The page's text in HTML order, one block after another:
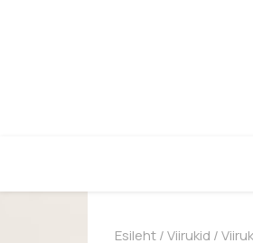
Esileht/Viirukid /